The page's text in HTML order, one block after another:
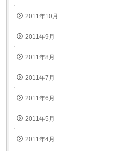
2011年10月
2011年9月
2011年8月
2011年7月
2011年6月
2011年5月
2011年4月